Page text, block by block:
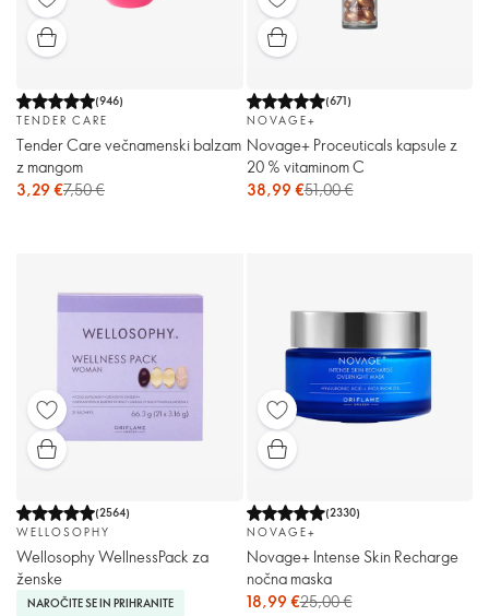
(946)
TENDER CARE
Tender Care večnamenski balzam
z mangom
3,29 €7,50 €
(671)
NOVAGE+
Novage+ Proceuticals kapsule z
20 % vitaminom C
38,99 €51,00 €
(2564)
WELLOSOPHY
Wellosophy WellnessPack za
ženske
NAROČITE SE IN PRIHRANITE
(2330)
NOVAGE+
Novage+ Intense Skin Recharge
nočna maska
18,99 €25,00 €